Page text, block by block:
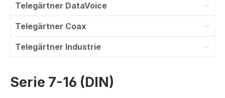
Telegärtner DataVoice
Telegärtner Coax
Telegärtner Industrie
Serie 7-16 (DIN)